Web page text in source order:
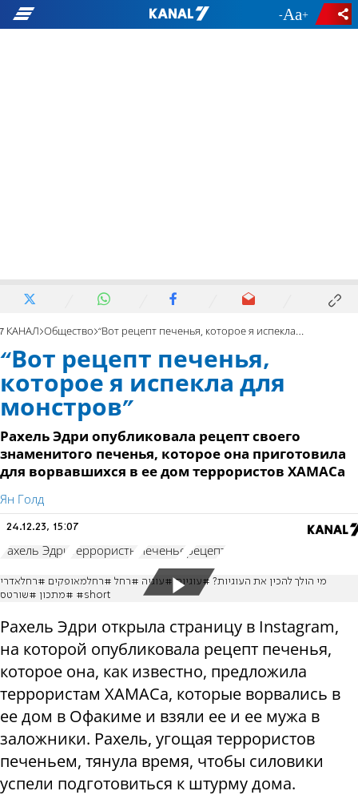
- +
7 КАНАЛ Общество “Вот рецепт печенья, которое я испекла для монстров”
“Вот рецепт печенья,
которое я испекла для
монстров”
Рахель Эдри опубликовала рецепт своего
знаменитого печенья, которое она приготовила
для ворвавшихся в ее дом террористов ХАМАСа
Ян Голд
24.12.23, 15:07
Рахель Эдри террористы печенье рецепт
מי הולך להכין את העוגיות? #עוגיות #עוגיה #רחל #רחלמאופקים #רחלאדרי
#מתכון #שורטס #short
Рахель Эдри открыла страницу в Instagram,
на которой опубликовала рецепт печенья,
которое она, как известно, предложила
террористам ХАМАСа, которые ворвались в
ее дом в Офакиме и взяли ее и ее мужа в
заложники. Рахель, угощая террористов
печеньем, тянула время, чтобы силовики
успели подготовиться к штурму дома.